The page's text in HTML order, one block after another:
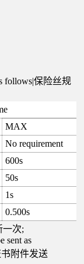
follows|保险丝规
MAX
No requirement
600s
50s
1s
0.500s
一次;
sent as
书附件发送